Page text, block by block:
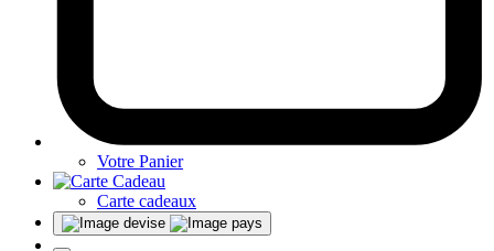
Votre Panier
Carte cadeaux